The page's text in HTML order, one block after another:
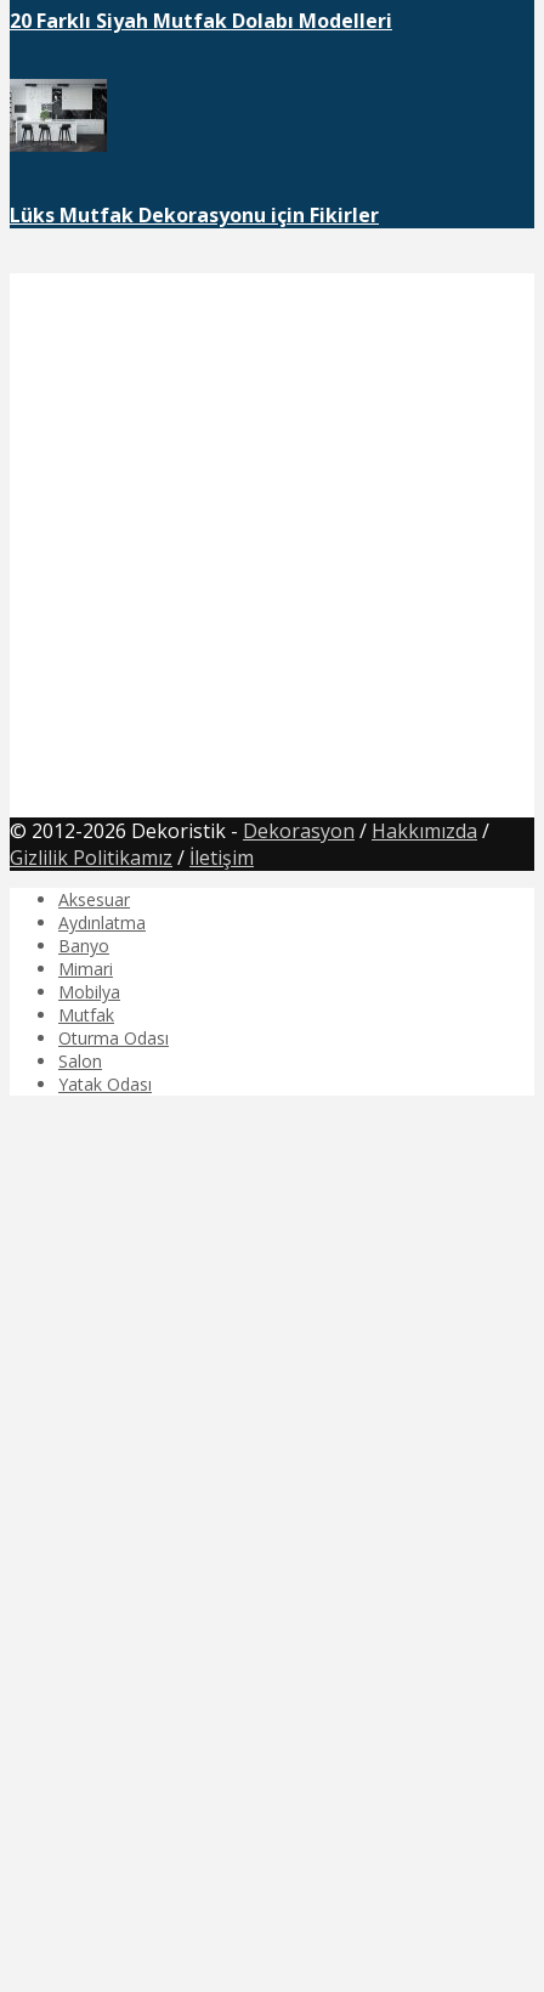
20 Farklı Siyah Mutfak Dolabı Modelleri
Lüks Mutfak Dekorasyonu için Fikirler
© 2012-2026 Dekoristik - Dekorasyon / Hakkımızda /
Gizlilik Politikamız / İletişim
Aksesuar
Aydınlatma
Banyo
Mimari
Mobilya
Mutfak
Oturma Odası
Salon
Yatak Odası